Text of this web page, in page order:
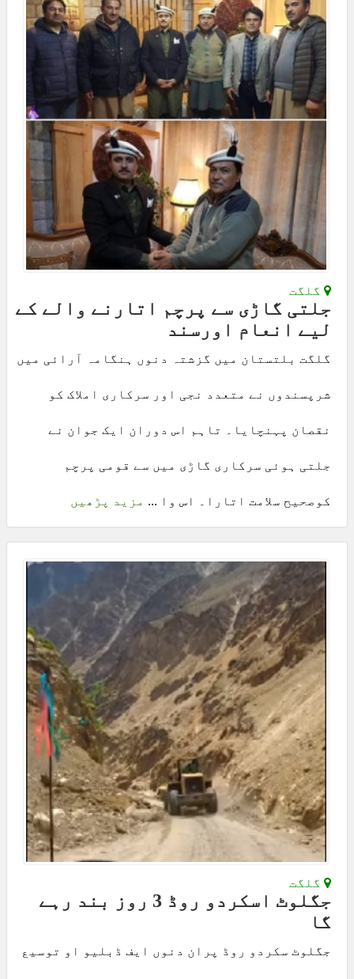
گلگت
جلتی گاڑی سے پرچم اتارنے والے کے
لیے انعام اورسند
گلگت بلتستان میں گزشتہ دنوں ہنگامہ آرائی میں
شرپسندوں نے متعدد نجی اور سرکاری املاک کو
نقصان پہنچایا۔ تاہم اس دوران ایک جوان نے
جلتی ہوئی سرکاری گاڑی میں سے قومی پرچم
کوصحیح سلامت اتارا۔ اس وا ... مزید پڑھیں
گلگت
جگلوٹ اسکردو روڈ 3 روز بند رہے
گا
جگلوٹ سکردو روڈ پران دنوں ایف ڈبلیو او توسیع